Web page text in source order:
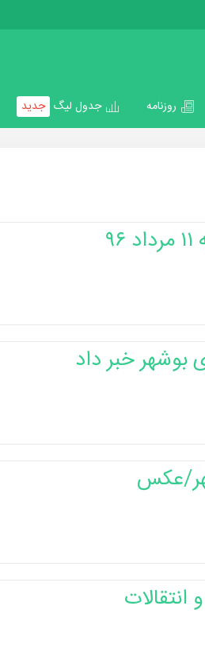
روزنامه جدول لیگ جدید
خبر داد
عکس